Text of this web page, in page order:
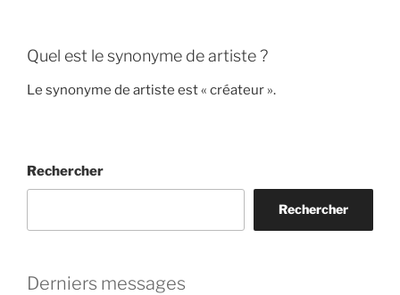
Quel est le synonyme de artiste ?
Le synonyme de artiste est « créateur ».
Rechercher
Rechercher
Derniers messages